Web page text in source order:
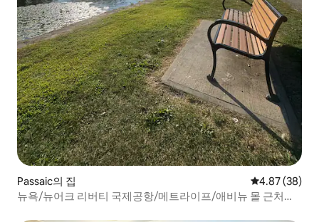
Passaic의 집 평점 4.87점(5
4.87 (38)
뉴욕/뉴어크 리버티 국제공항/메트라이프/애비뉴 몰 근처에